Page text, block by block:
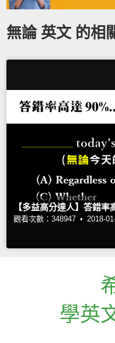
無論 英文 的相
【多益高分達人】答錯率
觀看次數：348947 • 2018-
學英